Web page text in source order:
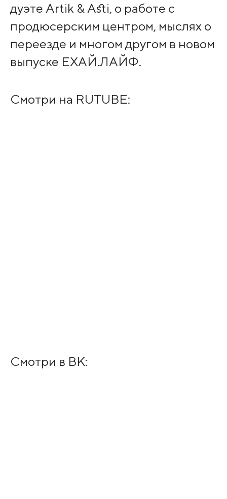
дуэте Artik & Asti, о работе с
продюсерским центром, мыслях о
переезде и многом другом в новом
выпуске ЕХАЙ.ЛАЙФ.
Смотри на RUTUBE:
Смотри в ВК: